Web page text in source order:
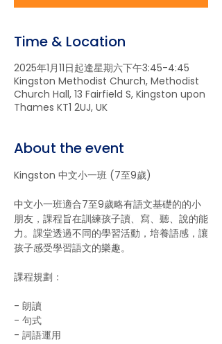
Time & Location
2025年1月11日起逢星期六下午3:45-4:45
Kingston Methodist Church, Methodist
Church Hall, 13 Fairfield S, Kingston upon
Thames KT1 2UJ, UK
About the event
Kingston 中文小一班 (7至9歲)
中文小一班適合7至9歲略有語文基礎的的小
朋友，課程旨在訓練孩子讀、寫、聽、說的能
力。課堂透過不同的學習活動，培養語感，讓
孩子感受學習語文的樂趣。
課程規劃：
- 朗讀
- ⁠句式
- 詞語運用